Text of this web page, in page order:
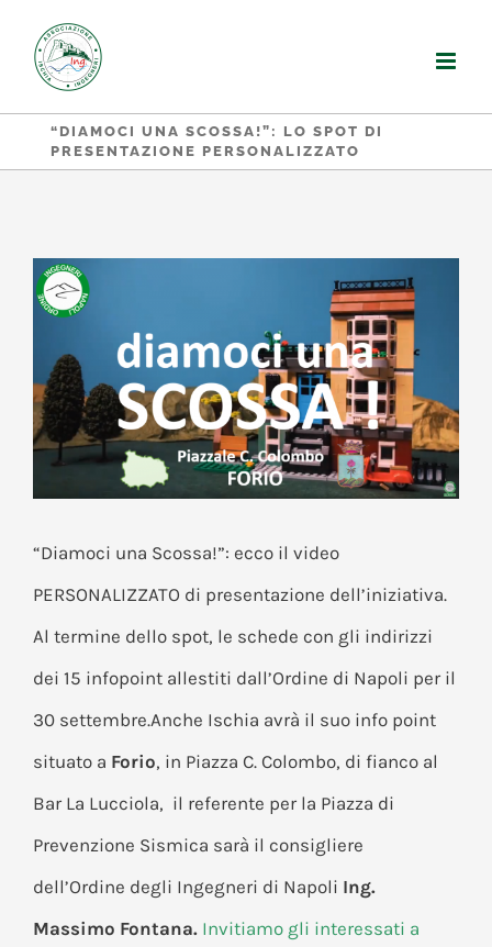
“DIAMOCI UNA SCOSSA!”: LO SPOT DI
PRESENTAZIONE PERSONALIZZATO
Ingrandisci
immagine
“Diamoci una Scossa!”: ecco il video
PERSONALIZZATO di presentazione dell’iniziativa.
Al termine dello spot, le schede con gli indirizzi
dei 15 infopoint allestiti dall’Ordine di Napoli per il
30 settembre.Anche Ischia avrà il suo info point
situato a Forio, in Piazza C. Colombo, di fianco al
Bar La Lucciola, il referente per la Piazza di
Prevenzione Sismica sarà il consigliere
dell’Ordine degli Ingegneri di Napoli Ing.
Massimo Fontana. Invitiamo gli interessati a